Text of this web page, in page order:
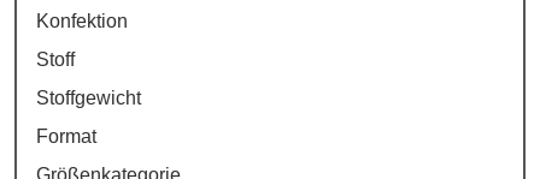
Konfektion
Stoff
Stoffgewicht
Format
Größenkategorie